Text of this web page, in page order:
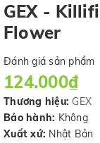
GEX -
Flower
Đánh giá sản phẩm
124.000₫
Thương hiệu: GEX
Bảo hành: Không
Xuất xứ: Nhật Bản